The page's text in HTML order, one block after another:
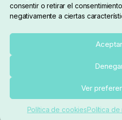
consentir o retirar el
negativamente a ciertas
Aceptar
Ver
Política de cookiesPolítica de
Sobre nosotros
910 824 923